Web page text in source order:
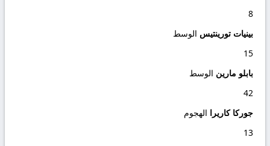
8
بينيات تورينتيس الوسط
15
بابلو مارين الوسط
42
جوركا كاريرا الهجوم
13